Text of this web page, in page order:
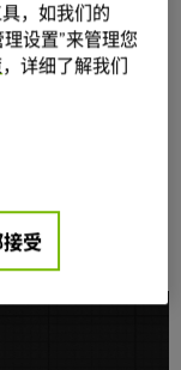
文本生成图像。
工作流、调整设
图像的细节和特
视觉效果。
，如我们的
设置”来管理您
，详细了解我们
受